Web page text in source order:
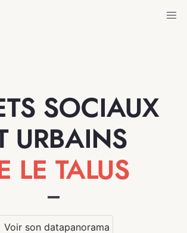
SOCIAUX
URBAINS
LE TALUS
Voir son datapanorama